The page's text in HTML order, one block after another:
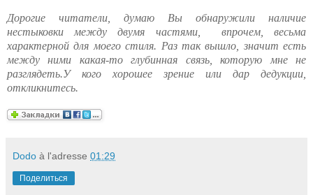
Дорогие читатели, думаю Вы обнаружили наличие
нестыковки между двумя частями, впрочем, весьма
характерной для моего стиля. Раз так вышло, значит есть
между ними какая-то глубинная связь, которую мне не
разглядеть.У кого хорошее зрение или дар дедукции,
откликнитесь.
Dodo à l'adresse 01:29
Поделиться